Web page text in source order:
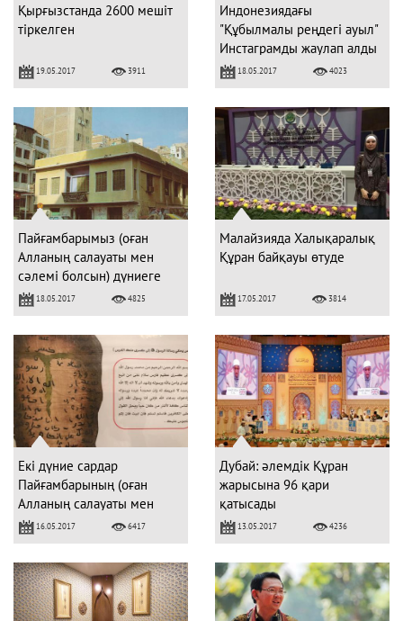
Қырғызстанда 2600 мешіт
тіркелген
19.05.2017 3911
Индонезиядағы
"Құбылмалы реңдегі ауыл"
Инстаграмды жаулап алды
(ФОТО)
18.05.2017 4023
Пайғамбарымыз (оған
Алланың салауаты мен
сәлемі болсын) дүниеге
келген үй (ФОТО)
18.05.2017 4825
Малайзияда Халықаралық
Құран байқауы өтуде
17.05.2017 3814
Екі дүние сардар
Пайғамбарының (оған
Алланың салауаты мен
сәлемі болсын) жаздырған
хаттары (ФОТО)
16.05.2017 6417
Дубай: әлемдік Құран
жарысына 96 қари
қатысады
13.05.2017 4236